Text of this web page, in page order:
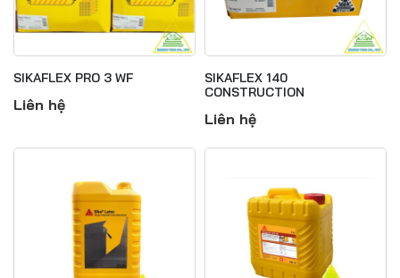
SIKAFLEX PRO 3 WF
Liên hệ
SIKAFLEX 140
CONSTRUCTION
Liên hệ